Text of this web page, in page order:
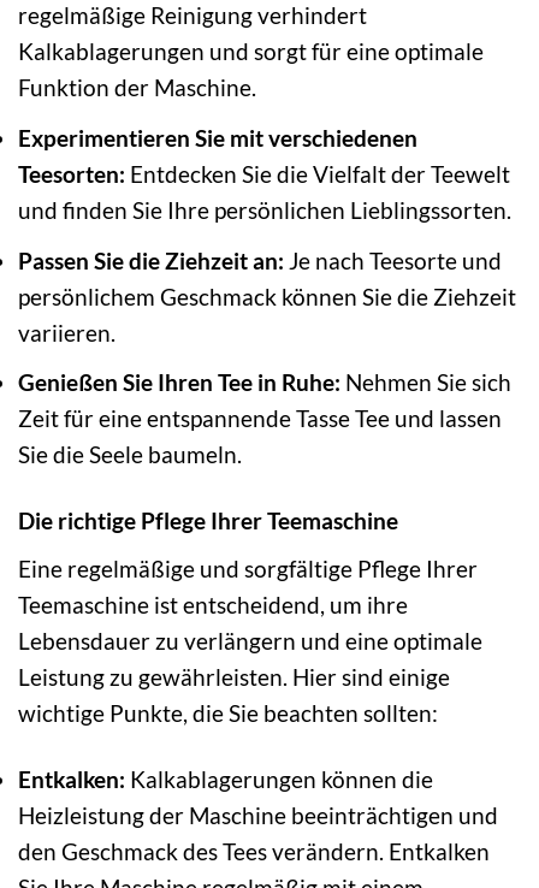
regelmäßige Reinigung verhindert
Kalkablagerungen und sorgt für eine optimale
Funktion der Maschine.
Experimentieren Sie mit verschiedenen
Teesorten: Entdecken Sie die Vielfalt der Teewelt
und finden Sie Ihre persönlichen Lieblingssorten.
Passen Sie die Ziehzeit an: Je nach Teesorte und
persönlichem Geschmack können Sie die Ziehzeit
variieren.
Genießen Sie Ihren Tee in Ruhe: Nehmen Sie sich
Zeit für eine entspannende Tasse Tee und lassen
Sie die Seele baumeln.
Die richtige Pflege Ihrer Teemaschine
Eine regelmäßige und sorgfältige Pflege Ihrer
Teemaschine ist entscheidend, um ihre
Lebensdauer zu verlängern und eine optimale
Leistung zu gewährleisten. Hier sind einige
wichtige Punkte, die Sie beachten sollten:
Entkalken: Kalkablagerungen können die
Heizleistung der Maschine beeinträchtigen und
den Geschmack des Tees verändern. Entkalken